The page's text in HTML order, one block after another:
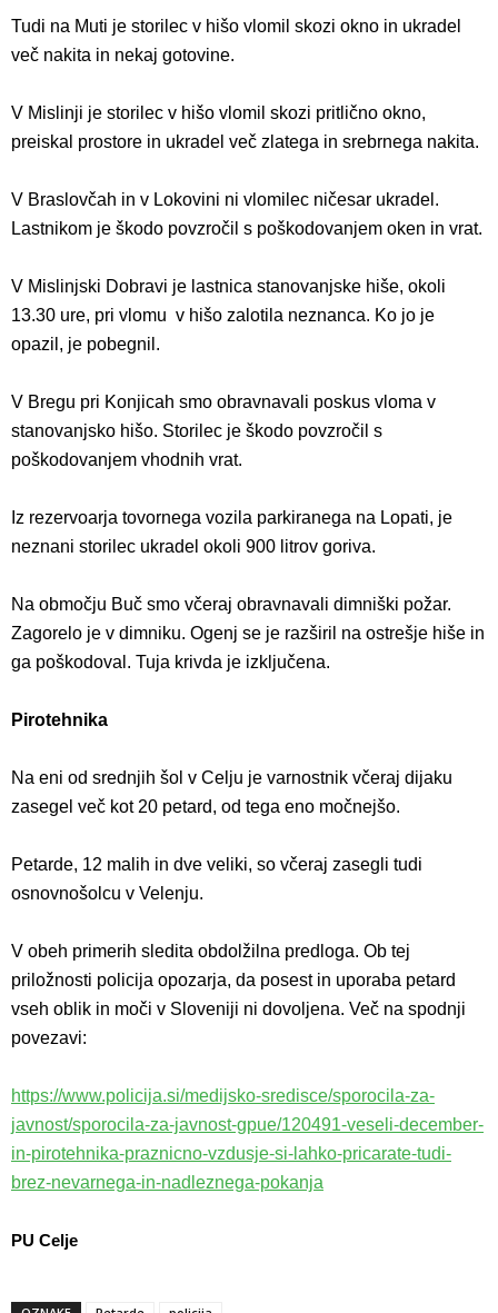
Tudi na Muti je storilec v hišo vlomil skozi okno in ukradel
več nakita in nekaj gotovine.
V Mislinji je storilec v hišo vlomil skozi pritlično okno,
preiskal prostore in ukradel več zlatega in srebrnega nakita.
V Braslovčah in v Lokovini ni vlomilec ničesar ukradel.
Lastnikom je škodo povzročil s poškodovanjem oken in vrat.
V Mislinjski Dobravi je lastnica stanovanjske hiše, okoli
13.30 ure, pri vlomu v hišo zalotila neznanca. Ko jo je
opazil, je pobegnil.
V Bregu pri Konjicah smo obravnavali poskus vloma v
stanovanjsko hišo. Storilec je škodo povzročil s
poškodovanjem vhodnih vrat.
Iz rezervoarja tovornega vozila parkiranega na Lopati, je
neznani storilec ukradel okoli 900 litrov goriva.
Na območju Buč smo včeraj obravnavali dimniški požar.
Zagorelo je v dimniku. Ogenj se je razširil na ostrešje hiše in
ga poškodoval. Tuja krivda je izključena.
Pirotehnika
Na eni od srednjih šol v Celju je varnostnik včeraj dijaku
zasegel več kot 20 petard, od tega eno močnejšo.
Petarde, 12 malih in dve veliki, so včeraj zasegli tudi
osnovnošolcu v Velenju.
V obeh primerih sledita obdolžilna predloga. Ob tej
priložnosti policija opozarja, da posest in uporaba petard
vseh oblik in moči v Sloveniji ni dovoljena. Več na spodnji
povezavi:
https://www.policija.si/medijsko-sredisce/sporocila-za-
javnost/sporocila-za-javnost-gpue/120491-veseli-december-
in-pirotehnika-praznicno-vzdusje-si-lahko-pricarate-tudi-
brez-nevarnega-in-nadleznega-pokanja
PU Celje